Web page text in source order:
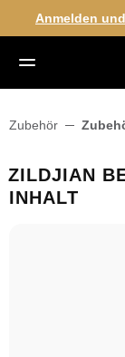
springen
Anmelden
Zubehör
ZILDJIAN
INHALT